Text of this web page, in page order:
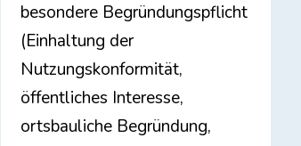
besondere Begründungspflicht
(Einhaltung der
Nutzungskonformität,
öffentliches Interesse,
ortsbauliche Begründung,